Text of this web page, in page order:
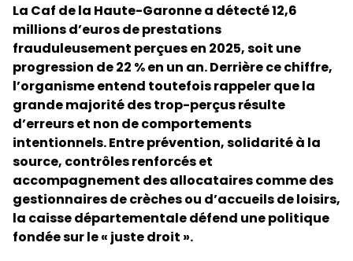
La Caf de la Haute-Garonne a détecté 12,6
millions d’euros de prestations
frauduleusement perçues en 2025, soit une
progression de 22 % en un an. Derrière ce chiffre,
l’organisme entend toutefois rappeler que la
grande majorité des trop-perçus résulte
d’erreurs et non de comportements
intentionnels. Entre prévention, solidarité à la
source, contrôles renforcés et
accompagnement des allocataires comme des
gestionnaires de crèches ou d’accueils de loisirs,
la caisse départementale défend une politique
fondée sur le « juste droit ».